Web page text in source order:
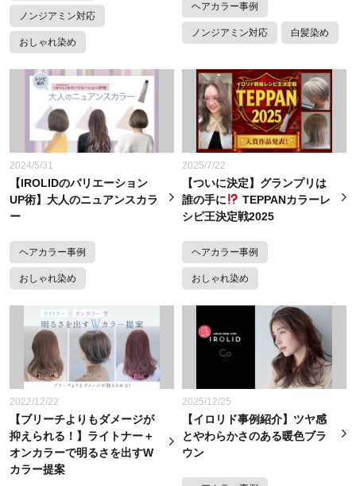
ノンジアミン対応
おしゃれ染め
ヘアカラー事例
ノンジアミン対応 白髪染め
2024/5/31
【IROLIDのバリエーション
UP術】大人のニュアンスカラ
ー
ヘアカラー事例
おしゃれ染め
2025/7/22
【ついに決定】グランプリは
誰の手に
TEPPANカラーレ
シピ王決定戦2025
ヘアカラー事例
おしゃれ染め
2022/12/22
【ブリーチよりもダメージが
抑えられる！】ライトナー＋
オンカラーで明るさを出すW
カラー提案
2025/12/25
【イロリド事例紹介】ツヤ感
とやわらかさのある暖色ブラ
ウン